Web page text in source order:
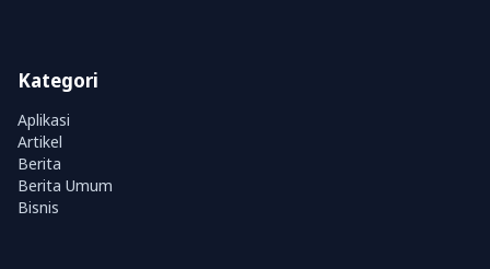
Kategori
Aplikasi
Artikel
Berita
Berita Umum
Bisnis